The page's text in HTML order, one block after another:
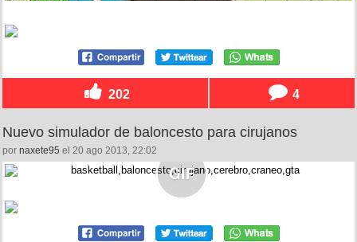
202 4
Nuevo simulador de baloncesto para cirujanos
por naxete95 el 20 ago 2013, 22:02